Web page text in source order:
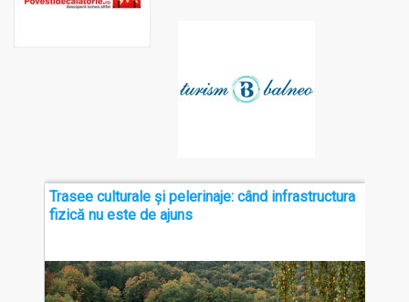
Trasee culturale și pelerinaje: când infrastructura
fizică nu este de ajuns